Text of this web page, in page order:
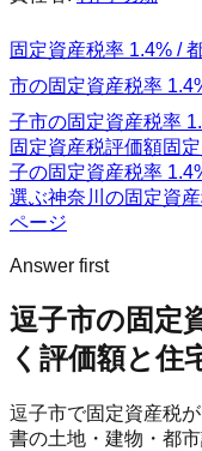
固定資産税率 1.4% /
市の固定資産税率
子市の固定資産税率
固定資産税評価額固
子の固定資産税率
選ぶ神奈川 の固定資
ページ
Answer first
逗子市の固定
く評価額と住
逗子市で固定資産税
書の土地・建物・都